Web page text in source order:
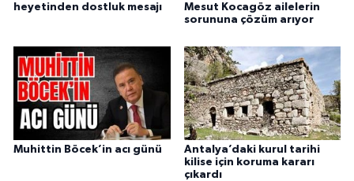
heyetinden dostluk mesajı
Mesut Kocagöz ailelerin
sorununa çözüm arıyor
Muhittin Böcek’in acı günü
Antalya’daki kurul tarihi
kilise için koruma kararı
çıkardı